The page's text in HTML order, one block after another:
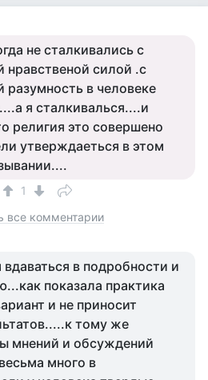
не сталкивались с
силой .с
в человеке
я сталкивалься....и
религия это совершено
утверждаеться в этом
1
все комментарии
в подробности и
показала практика
и не приносит
тому же
мнений и обсуждений
много в